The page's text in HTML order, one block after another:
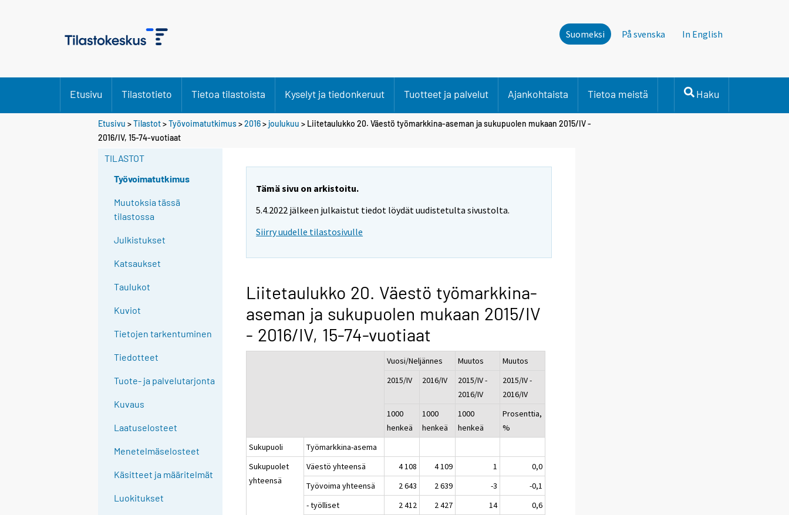
Suomeksi På svenska In English
Etusivu Tilastotieto Tietoa tilastoista Kyselyt ja tiedonkeruut Tuotteet ja palvelut Ajankohtaista Tietoa meistä Haku
Etusivu >Tilastot>Työvoimatutkimus>2016> joulukuu > Liitetaulukko 20. Väestö työmarkkina-aseman ja sukupuolen mukaan 2015/IV -
2016/IV, 15-74-vuotiaat
TILASTOT
Työvoimatutkimus
Muutoksia tässä
tilastossa
Julkistukset
Katsaukset
Taulukot
Kuviot
Tietojen tarkentuminen
Tiedotteet
Tuote- ja palvelutarjonta
Kuvaus
Laatuselosteet
Menetelmäselosteet
Käsitteet ja määritelmät
Luokitukset
Tämä sivu on arkistoitu.
5.4.2022 jälkeen julkaistut tiedot löydät uudistetulta sivustolta.
Siirry uudelle tilastosivulle
Liitetaulukko 20. Väestö työmarkkina-
aseman ja sukupuolen mukaan 2015/IV
- 2016/IV, 15-74-vuotiaat
Vuosi/Neljännes Muutos
Muutos
2015/IV
2016/IV
2015/IV -
2016/IV
2015/IV -
2016/IV
1000
henkeä
1000
henkeä
1000
henkeä
Prosenttia,
%
Sukupuoli
Työmarkkina-asema
Sukupuolet
yhteensä
Väestö yhteensä 4 108 4 109 1
0,0
Työvoima yhteensä
2 643 2 639 -3
-0,1
- työlliset
2 412 2 427 14
0,6